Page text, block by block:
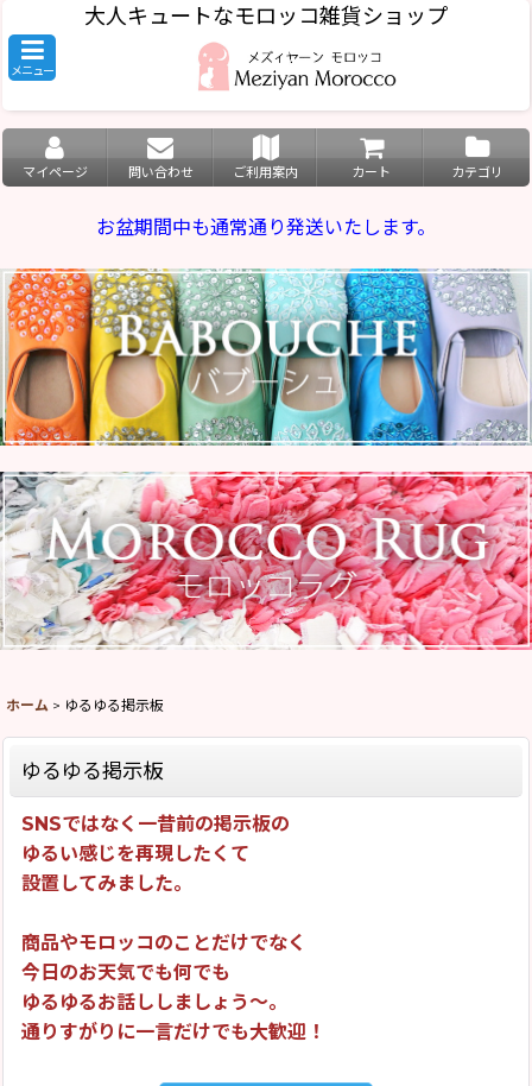
大人キュートなモロッコ雑貨ショップ
メニュー
マイページ 問い合わせ ご利用案内 カート カテゴリ
お盆期間中も通常通り発送いたします。
ホーム > ゆるゆる掲示板
ゆるゆる掲示板
SNSではなく一昔前の掲示板の
ゆるい感じを再現したくて
設置してみました。
商品やモロッコのことだけでなく
今日のお天気でも何でも
ゆるゆるお話ししましょう〜。
通りすがりに一言だけでも大歓迎！